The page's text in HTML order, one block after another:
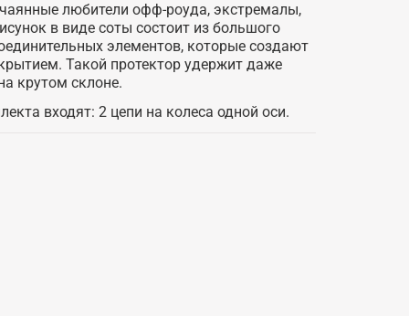
любители офф-роуда, экстремалы,
в виде соты состоит из большого
элементов, которые создают
Такой протектор удержит даже
крутом склоне.
входят: 2 цепи на колеса одной оси.